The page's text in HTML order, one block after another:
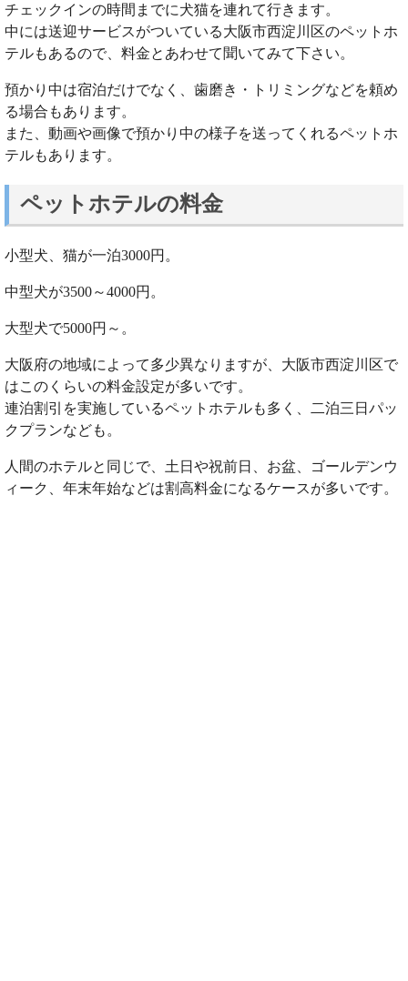
チェックインの時間までに犬猫を連れて行きます。
中には送迎サービスがついている大阪市西淀川区のペットホ
テルもあるので、料金とあわせて聞いてみて下さい。
預かり中は宿泊だけでなく、歯磨き・トリミングなどを頼め
る場合もあります。
また、動画や画像で預かり中の様子を送ってくれるペットホ
テルもあります。
ペットホテルの料金
小型犬、猫が一泊3000円。
中型犬が3500～4000円。
大型犬で5000円～。
大阪府の地域によって多少異なりますが、大阪市西淀川区で
はこのくらいの料金設定が多いです。
連泊割引を実施しているペットホテルも多く、二泊三日パッ
クプランなども。
人間のホテルと同じで、土日や祝前日、お盆、ゴールデンウ
ィーク、年末年始などは割高料金になるケースが多いです。